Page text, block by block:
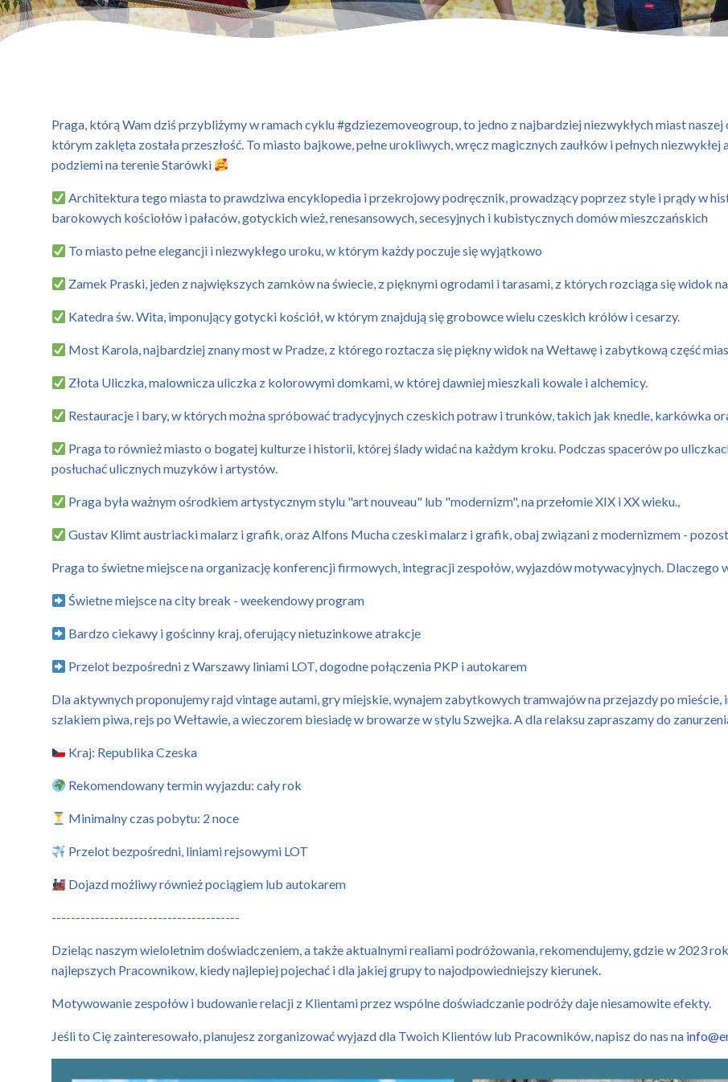
Praga, którą Wam dziś przybliżymy w ramach cyklu #gdziezemoveogroup, to jedno z najbardziej niezwykłych miast
którym zaklęta została przeszłość. To miasto bajkowe, pełne urokliwych, wręcz magicznych zaułków i pełnych
podziemi na terenie Starówki
Architektura tego miasta to prawdziwa encyklopedia i przekrojowy podręcznik, prowadzący poprzez style i prądy w
barokowych kościołów i pałaców, gotyckich wież, renesansowych, secesyjnych i kubistycznych domów mieszczańskich
To miasto pełne elegancji i niezwykłego uroku, w którym każdy poczuje się wyjątkowo
Zamek Praski, jeden z największych zamków na świecie, z pięknymi ogrodami i tarasami, z których rozciąga się widok na
Katedra św. Wita, imponujący gotycki kościół, w którym znajdują się grobowce wielu czeskich królów i cesarzy.
Most Karola, najbardziej znany most w Pradze, z którego roztacza się piękny widok na Wełtawę i zabytkową część
Złota Uliczka, malownicza uliczka z kolorowymi domkami, w której dawniej mieszkali kowale i alchemicy.
Restauracje i bary, w których można spróbować tradycyjnych czeskich potraw i trunków, takich jak knedle, karkówka
Praga to również miasto o bogatej kulturze i historii, której ślady widać na każdym kroku. Podczas spacerów po
posłuchać ulicznych muzyków i artystów.
Praga była ważnym ośrodkiem artystycznym stylu "art nouveau" lub "modernizm", na przełomie XIX i XX wieku.,
Gustav Klimt austriacki malarz i grafik, oraz Alfons Mucha czeski malarz i grafik, obaj związani z modernizmem -
Praga to świetne miejsce na organizację konferencji firmowych, integracji zespołów, wyjazdów motywacyjnych. Dlaczego
Świetne miejsce na city break - weekendowy program
Bardzo ciekawy i gościnny kraj, oferujący nietuzinkowe atrakcje
Przelot bezpośredni z Warszawy liniami LOT, dogodne połączenia PKP i autokarem
Dla aktywnych proponujemy rajd vintage autami, gry miejskie, wynajem zabytkowych tramwajów na przejazdy po
szlakiem piwa, rejs po Wełtawie, a wieczorem biesiadę w browarze w stylu Szwejka. A dla relaksu zapraszamy do
Kraj: Republika Czeska
Rekomendowany termin wyjazdu: cały rok
Minimalny czas pobytu: 2 noce
Przelot bezpośredni, liniami rejsowymi LOT
Dojazd możliwy również pociągiem lub autokarem
---------------------------------------
Dzieląc naszym wieloletnim doświadczeniem, a także aktualnymi realiami podróżowania, rekomendujemy, gdzie w 2023
najlepszych Pracownikow, kiedy najlepiej pojechać i dla jakiej grupy to najodpowiedniejszy kierunek.
Motywowanie zespołów i budowanie relacji z Klientami przez wspólne doświadczanie podróży daje niesamowite efekty.
Jeśli to Cię zainteresowało, planujesz zorganizować wyjazd dla Twoich Klientów lub Pracowników, napisz do nas na